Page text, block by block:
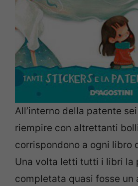
All’interno della patente
riempire con altrettanti
corrispondono a ogni libro
Una volta letti tutti i libri la
completata quasi fosse un